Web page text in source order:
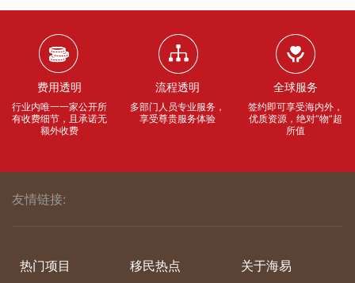
费用透明
行业内唯一一家公开所
有收费细节，且承诺无
额外收费
流程透明
多部门人员专业服务，
享受尊贵服务体验
全球服务
签约即可享受海内外，
优质资源，绝对“物”超
所值
友情链接:
热门项目 移民热点 关于海易